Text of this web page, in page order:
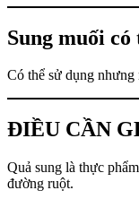
Sung muối có
Có thể sử dụng nhưng
ĐIỀU CẦN
Quả sung là thực
đường ruột.